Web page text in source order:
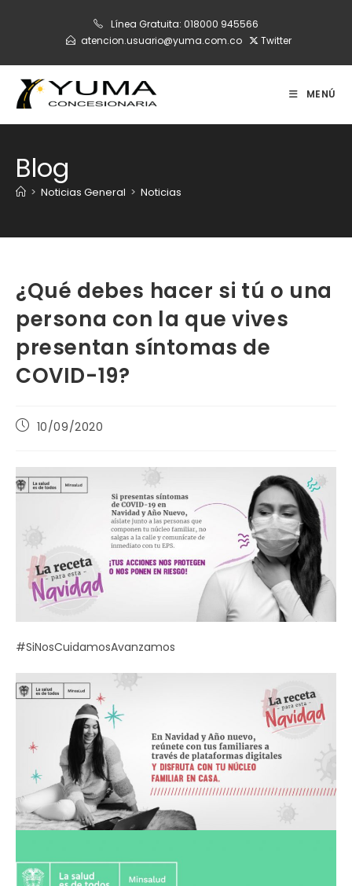
Línea Gratuita: 018000 945566
atencion.usuario@yuma.com.co
Twitter
MENÚ
Blog
> Noticias General > Noticias
¿Qué debes hacer si tú o una
persona con la que vives
presentan síntomas de
COVID-19?
Publicación
entrada:
10/09/2020
#SiNosCuidamosAvanzamos